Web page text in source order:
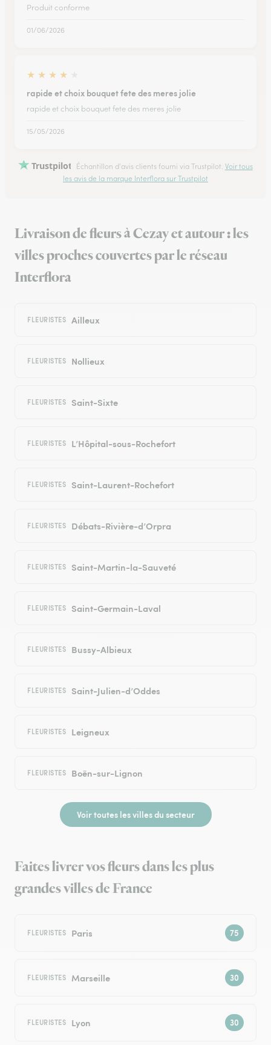
Produit conforme
01/06/2026
★ ★ ★ ★
rapide et choix bouquet fete des meres jolie
rapide et choix bouquet fete des meres jolie
15/05/2026
Trustpilot Échantillon d'avis clients fourni via Trustpilot. Voir tous
les avis de la marque Interflora sur Trustpilot
Livraison de fleurs à Cezay et autour : les
villes proches couvertes par le réseau
Interflora
FLEURISTES Ailleux
FLEURISTES Nollieux
FLEURISTES Saint-Sixte
FLEURISTES L’Hôpital-sous-Rochefort
FLEURISTES Saint-Laurent-Rochefort
FLEURISTES Débats-Rivière-d’Orpra
FLEURISTES Saint-Martin-la-Sauveté
FLEURISTES Saint-Germain-Laval
FLEURISTES Bussy-Albieux
FLEURISTES Saint-Julien-d’Oddes
FLEURISTES Leigneux
FLEURISTES Boën-sur-Lignon
Voir toutes les villes du secteur
Faites livrer vos fleurs dans les plus
grandes villes de France
FLEURISTES Paris
FLEURISTES Marseille
FLEURISTES Lyon